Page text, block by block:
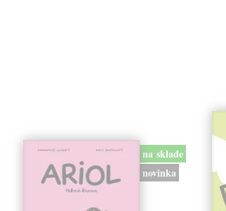
na sklade
novinka